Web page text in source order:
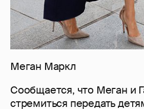
Меган Маркл
Сообщается, что Меган и
стремиться передать